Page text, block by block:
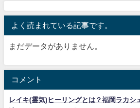
よく読まれている記事です。
まだデータがありません。
コメント
レイキ(霊気)ヒーリングとは？福岡ラカシ